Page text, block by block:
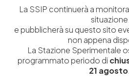
La SSIP continuerà a
situazione
e pubblicherà su questo sito
non appena
La Stazione Sperimentale
programmato periodo di
21 agosto.